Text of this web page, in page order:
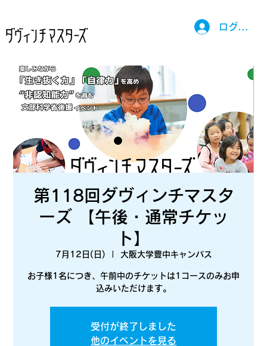
第118回ダヴィンチマスタ
ーズ 【午後・通常チケッ
ト】
7月12日(日) 大阪大学豊中キャンパス
お子様1名につき、午前中のチケットは1コースのみお申
込みいただけます。
受付が終了しました
他のイベントを見る
ログイン